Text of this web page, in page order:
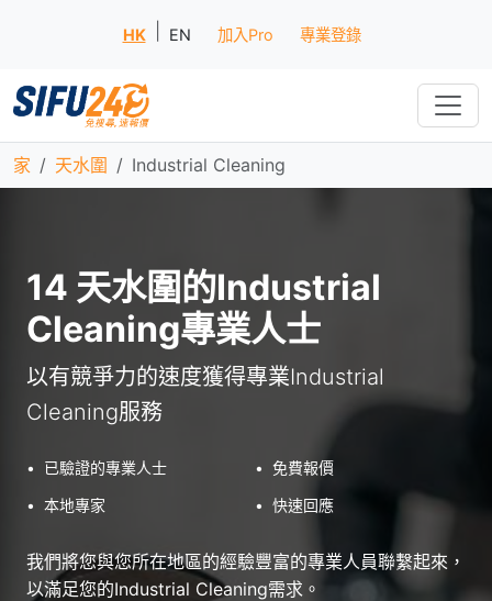
HK EN 加入Pro 專業登錄
家 天水圍 Industrial Cleaning
14 天水圍的Industrial
Cleaning專業人士
以有競爭力的速度獲得專業Industrial
Cleaning服務
• 已驗證的專業人士 • 免費報價
• 本地專家 • 快速回應
我們將您與您所在地區的經驗豐富的專業人員聯繫起來，
以滿足您的Industrial Cleaning需求。